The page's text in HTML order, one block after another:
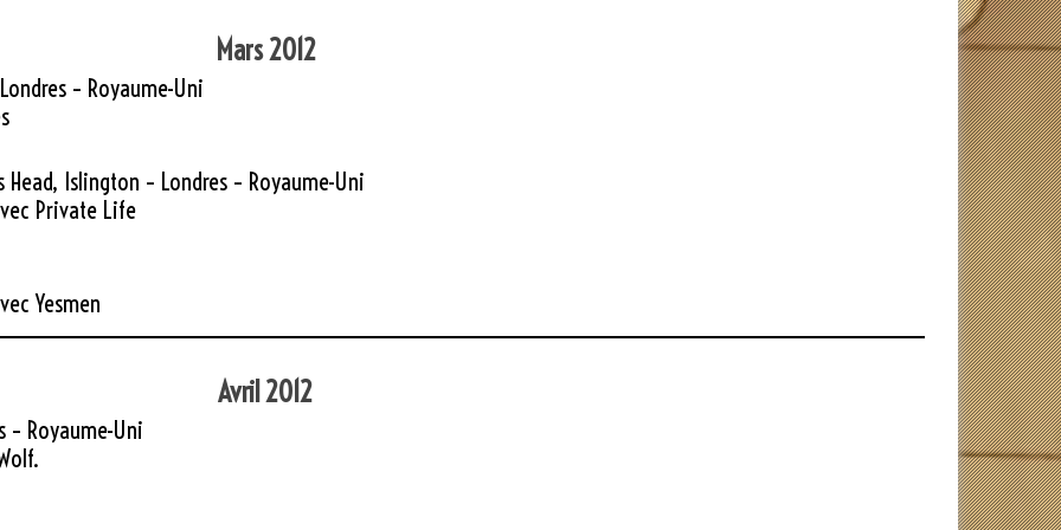
Mars 2012
– Royaume-Uni
Head, Islington – Londres – Royaume-Uni
Private Life
Yesmen
Avril 2012
– Royaume-Uni